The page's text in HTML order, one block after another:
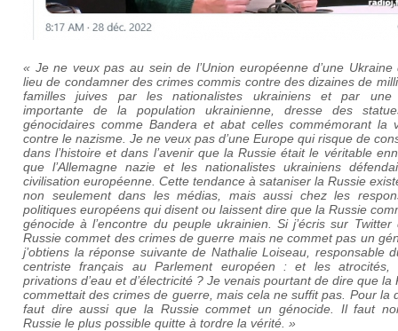
« Je ne veux pas au sein de l’Union européenne d’une Ukraine
lieu de condamner des crimes commis contre des dizaines de
familles juives par les nationalistes ukrainiens et par une
importante de la population ukrainienne, dresse des
génocidaires comme Bandera et abat celles commémorant la
contre le nazisme. Je ne veux pas d’une Europe qui risque de
dans l’histoire et dans l’avenir que la Russie était le véritable
que l’Allemagne nazie et les nationalistes ukrainiens
civilisation européenne. Cette tendance à sataniser la Russie
non seulement dans les médias, mais aussi chez les
politiques européens qui disent ou laissent dire que la Russie
génocide à l’encontre du peuple ukrainien.Si j’écris sur Twitter
Russie commet des crimes de guerre mais ne commet pas un
j’obtiens la réponse suivante de Nathalie Loiseau, responsable
centriste français au Parlement européen : et les
privations d’eau et d’électricité ? Je venais pourtant de dire que la
commettait des crimes de guerre, mais cela ne suffit pas. Pour la
faut dire aussi que la Russie commet un génocide. Il faut
Russie le plus possible quitte à tordre la vérité. »